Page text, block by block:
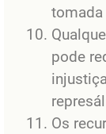
pode
Os